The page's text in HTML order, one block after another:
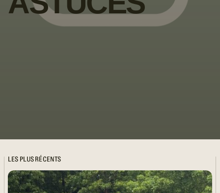
LES PLUS RÉCENTS